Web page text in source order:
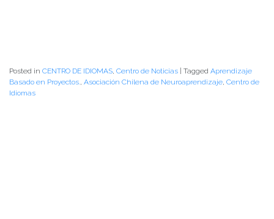
Posted in CENTRO DE IDIOMAS Centro de Noticias | Tagged Aprendizaje
Basado en Proyectos. Asociación Chilena de Neuroaprendizaje Centro de
Idiomas